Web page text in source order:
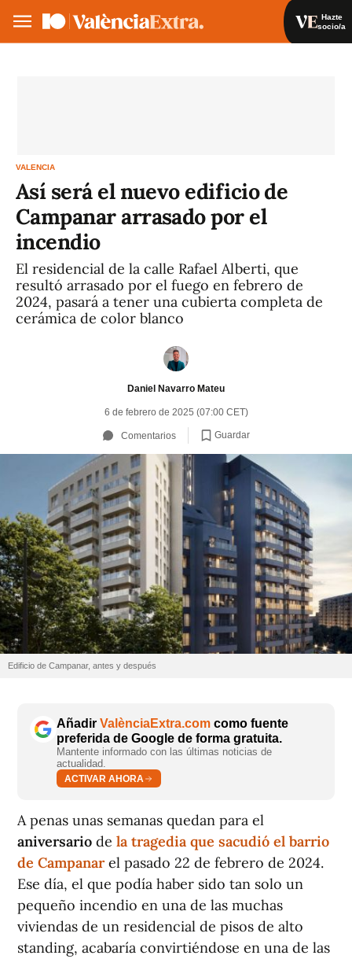
Hazte
socio/a
VALENCIA
Así será el nuevo edificio de
Campanar arrasado por el
incendio
El residencial de la calle Rafael Alberti, que
resultó arrasado por el fuego en febrero de
2024, pasará a tener una cubierta completa de
cerámica de color blanco
Daniel Navarro Mateu
6 de febrero de 2025 (07:00 CET)
Comentarios Guardar
Edificio de Campanar, antes y después
Añadir ValènciaExtra.com como fuente
preferida de Google de forma gratuita.
Mantente informado con las últimas noticias de
actualidad.
ACTIVAR AHORA
A penas unas semanas quedan para el
aniversario de la tragedia que sacudió el barrio
de Campanarel pasado 22 de febrero de 2024.
Ese día, el que podía haber sido tan solo un
pequeño incendio en una de las muchas
viviendas de un residencial de pisos de alto
standing, acabaría convirtiéndose en una de las